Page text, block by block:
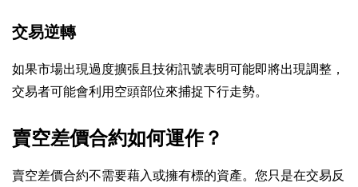
交易逆轉
如果市場出現過度擴張且技術訊號表明可能即將出現調整，
交易者可能會利用空頭部位來捕捉下行走勢。
賣空差價合約如何運作？
賣空差價合約不需要藉入或擁有標的資產。您只是在交易反